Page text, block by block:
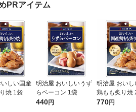
PRアイテム
しい国産
焼 1袋
明治屋 おいしいうず
らベーコン 1袋
440円
明治屋 おいし
鶏もも炙り焼
770円